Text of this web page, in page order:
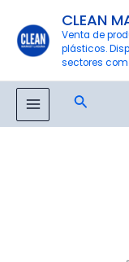
contenido
CLEAN
Venta de
plásticos.
sectores
MAIN
Buscar